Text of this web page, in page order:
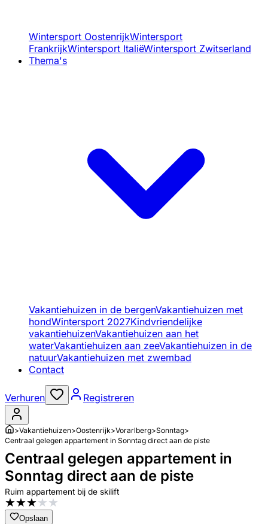
Wintersport OostenrijkWintersport
FrankrijkWintersport ItaliëWintersport Zwitserland
Thema's
Vakantiehuizen in de bergenVakantiehuizen met
hondWintersport 2027Kindvriendelijke
vakantiehuizenVakantiehuizen aan het
waterVakantiehuizen aan zeeVakantiehuizen in de
natuurVakantiehuizen met zwembad
Contact
Verhuren Registreren
>Vakantiehuizen>Oostenrijk>Vorarlberg>Sonntag>
Centraal gelegen appartement in Sonntag direct aan de piste
Centraal gelegen appartement in
Sonntag direct aan de piste
Ruim appartement bij de skilift
★★★★★
Opslaan